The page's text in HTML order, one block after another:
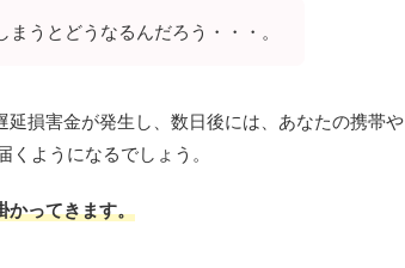
うとどうなるんだろう・・・。
損害金が発生し、数日後には、あなたの携帯や
ようになるでしょう。
かってきます。